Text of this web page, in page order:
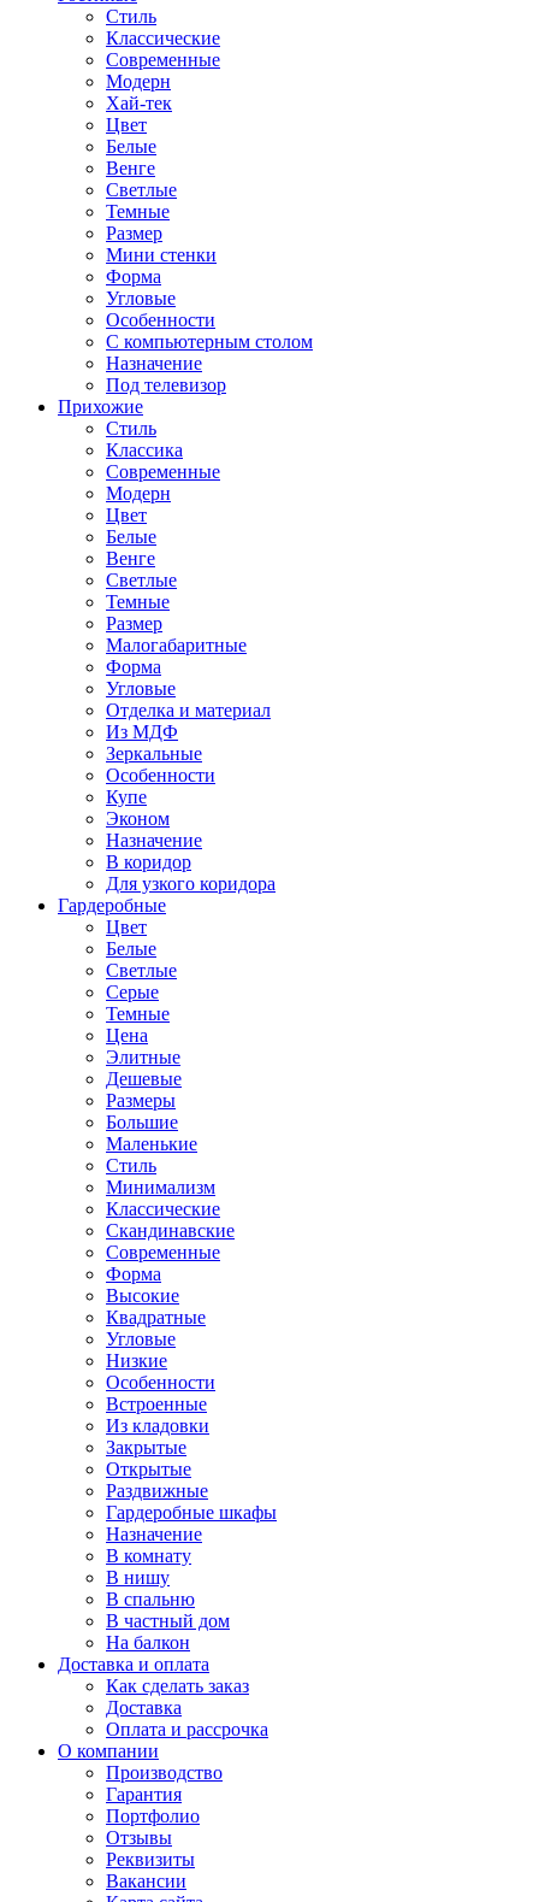
Стиль
Классические
Современные
Модерн
Хай-тек
Цвет
Белые
Венге
Светлые
Темные
Размер
Мини стенки
Форма
Угловые
Особенности
С компьютерным столом
Назначение
Под телевизор
Прихожие
Стиль
Классика
Современные
Модерн
Цвет
Белые
Венге
Светлые
Темные
Размер
Малогабаритные
Форма
Угловые
Отделка и материал
Из МДФ
Зеркальные
Особенности
Купе
Эконом
Назначение
В коридор
Для узкого коридора
Гардеробные
Цвет
Белые
Светлые
Серые
Темные
Цена
Элитные
Дешевые
Размеры
Большие
Маленькие
Стиль
Минимализм
Классические
Скандинавские
Современные
Форма
Высокие
Квадратные
Угловые
Низкие
Особенности
Встроенные
Из кладовки
Закрытые
Открытые
Раздвижные
Гардеробные шкафы
Назначение
В комнату
В нишу
В спальню
В частный дом
На балкон
Доставка и оплата
Как сделать заказ
Доставка
Оплата и рассрочка
О компании
Производство
Гарантия
Портфолио
Отзывы
Реквизиты
Вакансии